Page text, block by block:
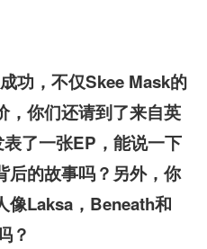
功，不仅Skee Mask的
，你们还请到了来自英
了一张EP，能说一下
后的故事吗？另外，你
像Laksa，Beneath和
？